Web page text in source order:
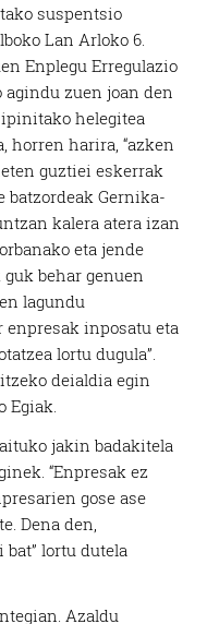
suspentsio
Lan Arloko 6.
Enplegu Erregulazio
agindu zuen joan den
helegitea
horren harira, “azken
guztiei eskerrak
batzordeak Gernika-
kalera atera izan
eta jende
behar genuen
lagundu
enpresak inposatu eta
lortu dugula”.
deialdia egin
Egiak.
jakin badakitela
“Enpresak ez
gose ase
Dena den,
lortu dutela
Azaldu